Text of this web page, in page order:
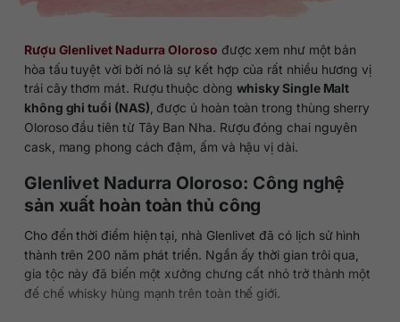
Rượu Glenlivet Nadurra Oloroso được xem như một bản
hòa tấu tuyệt vời bởi nó là sự kết hợp của rất nhiều hương vị
trái cây thơm mát. Rượu thuộc dòng whisky Single Malt
không ghi tuổi (NAS) , được ủ hoàn toàn trong thùng sherry
Oloroso đầu tiên từ Tây Ban Nha. Rượu đóng chai nguyên
cask, mang phong cách đậm, ấm và hậu vị dài.
Glenlivet Nadurra Oloroso: Công nghệ
sản xuất hoàn toàn thủ công
Cho đến thời điểm hiện tại, nhà Glenlivet đã có lịch sử hình
thành trên 200 năm phát triển. Ngần ấy thời gian trôi qua,
gia tộc này đã biến một xưởng chưng cất nhỏ trở thành một
đế chế whisky hùng mạnh trên toàn thế giới.